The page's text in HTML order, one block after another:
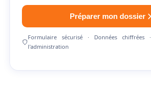
Préparer mon dossier
Formulaire sécurisé · Données chiffrées
l'administration